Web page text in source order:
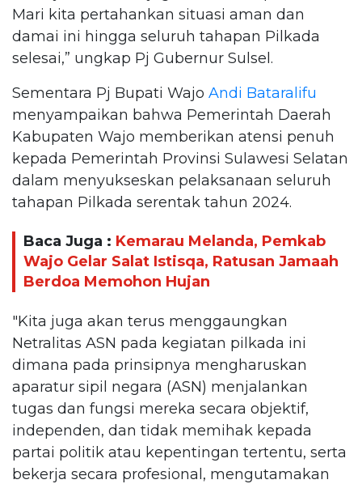
Mari kita pertahankan situasi aman dan
damai ini hingga seluruh tahapan Pilkada
selesai,” ungkap Pj Gubernur Sulsel.
Sementara Pj Bupati Wajo Andi Bataralifu
menyampaikan bahwa Pemerintah Daerah
Kabupaten Wajo memberikan atensi penuh
kepada Pemerintah Provinsi Sulawesi Selatan
dalam menyukseskan pelaksanaan seluruh
tahapan Pilkada serentak tahun 2024.
Baca Juga : Kemarau Melanda, Pemkab
Wajo Gelar Salat Istisqa, Ratusan Jamaah
Berdoa Memohon Hujan
"Kita juga akan terus menggaungkan
Netralitas ASN pada kegiatan pilkada ini
dimana pada prinsipnya mengharuskan
aparatur sipil negara (ASN) menjalankan
tugas dan fungsi mereka secara objektif,
independen, dan tidak memihak kepada
partai politik atau kepentingan tertentu, serta
bekerja secara profesional, mengutamakan